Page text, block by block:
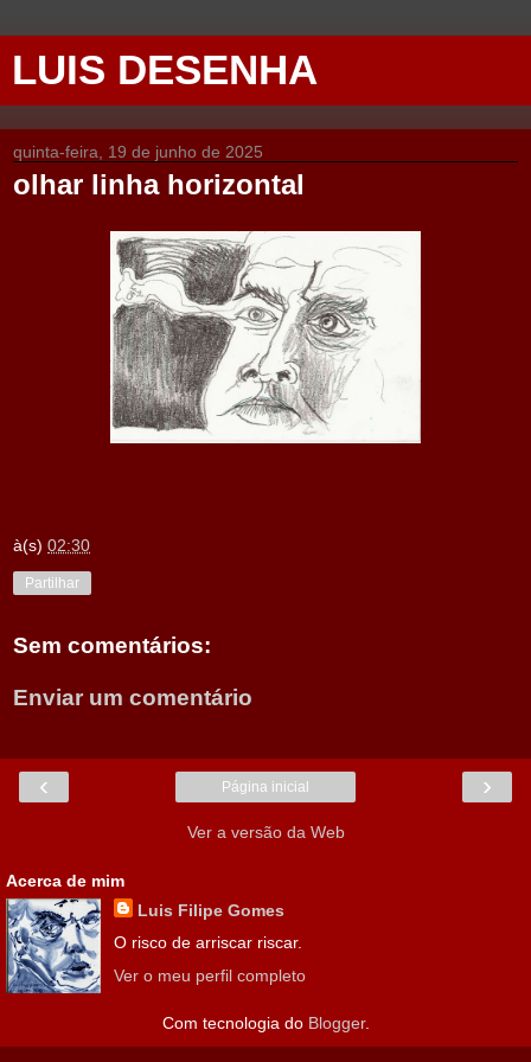
LUIS DESENHA
quinta-feira, 19 de junho de 2025
olhar linha horizontal
à(s) 02:30
Partilhar
Sem comentários:
Enviar um comentário
‹ ›
Página inicial
Ver a versão da Web
Acerca de mim
Luis Filipe Gomes
O risco de arriscar riscar.
Ver o meu perfil completo
Com tecnologia do Blogger.